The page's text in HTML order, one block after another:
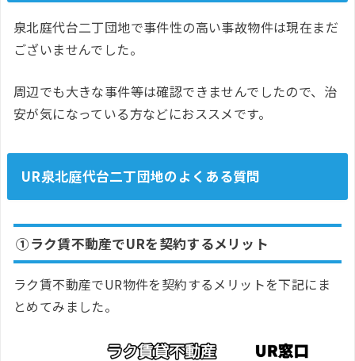
泉北庭代台二丁団地で事件性の高い事故物件は現在まだ
ございませんでした。
周辺でも大きな事件等は確認できませんでしたので、治
安が気になっている方などにおススメです。
UR泉北庭代台二丁団地のよくある質問
①ラク賃不動産でURを契約するメリット
ラク賃不動産でUR物件を契約するメリットを下記にま
とめてみました。